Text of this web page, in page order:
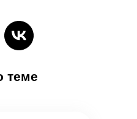
курс
теме